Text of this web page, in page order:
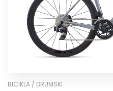
BICIKLA / DRUMSKI